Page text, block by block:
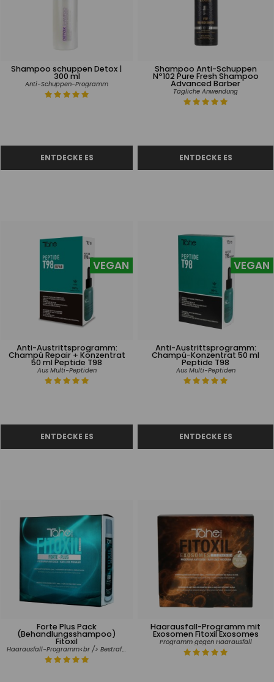
Shampoo schuppen Detox |
300 ml
Anti-Schuppen-Programm
Shampoo Anti-Schuppen
Nº102 Pure Fresh Shampoo
Advanced Barber
Tägliche Anwendung
Anti-Austrittsprogramm:
Champú Repair + Konzentrat
50 ml Peptide T98
Aus Multi-Peptiden
VEGAN
Anti-Austrittsprogramm:
Champú-Konzentrat 50 ml
Peptide T98
Aus Multi-Peptiden
VEGAN
Forte Plus Pack
(Behandlungsshampoo)
Fitoxil
Haarausfall-Programm<br /> Bestraftes Haar
Haarausfall-Programm mit
Exosomen Fitoxil Exosomes
Programm gegen Haarausfall